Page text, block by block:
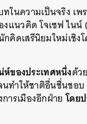
นความเป็นจริง เพ
แนวคิด โจเซฟ ไน
ดเสรีนิยมใหม่เชิงโ
ของประเทศหนึ่งด้ว
นทำให้ชาติอื่นชื่นช
ารเมืองอีกฝ่ายโดย